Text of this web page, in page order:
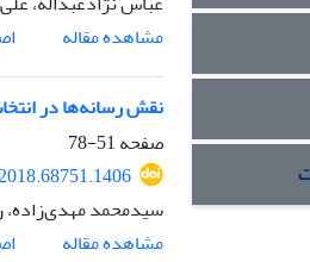
مشاهده مقاله
نقش رسانه‌ها در
صفحه51-78
سید‌محمد
مشاهده مقاله